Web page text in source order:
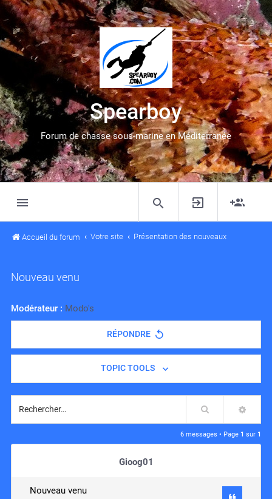
Spearboy
Forum de chasse sous-marine en Méditerranée
Accueil du forum Votre site Présentation des nouveaux
Nouveau venu
Modérateur : Modo's
RÉPONDRE
TOPIC TOOLS
Rechercher
6 messages • Page 1 sur 1
Gioog01
Nouveau venu